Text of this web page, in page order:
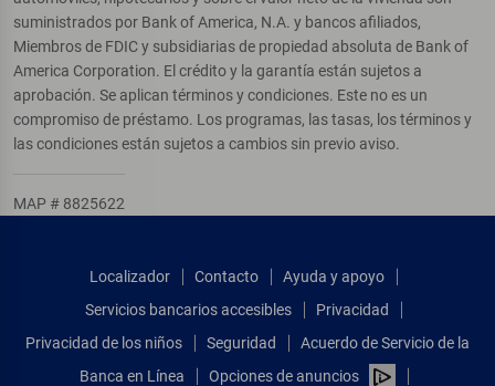
suministrados por Bank of America, N.A. y bancos afiliados,
Miembros de FDIC y subsidiarias de propiedad absoluta de Bank of
America Corporation. El crédito y la garantía están sujetos a
aprobación. Se aplican términos y condiciones. Este no es un
compromiso de préstamo. Los programas, las tasas, los términos y
las condiciones están sujetos a cambios sin previo aviso.
MAP # 8825622
Localizador Contacto
Ayuda y apoyo
Servicios bancarios accesibles
Privacidad
Privacidad de los niños
Seguridad
Acuerdo de Servicio de la
Banca en Línea
Opciones de anuncios